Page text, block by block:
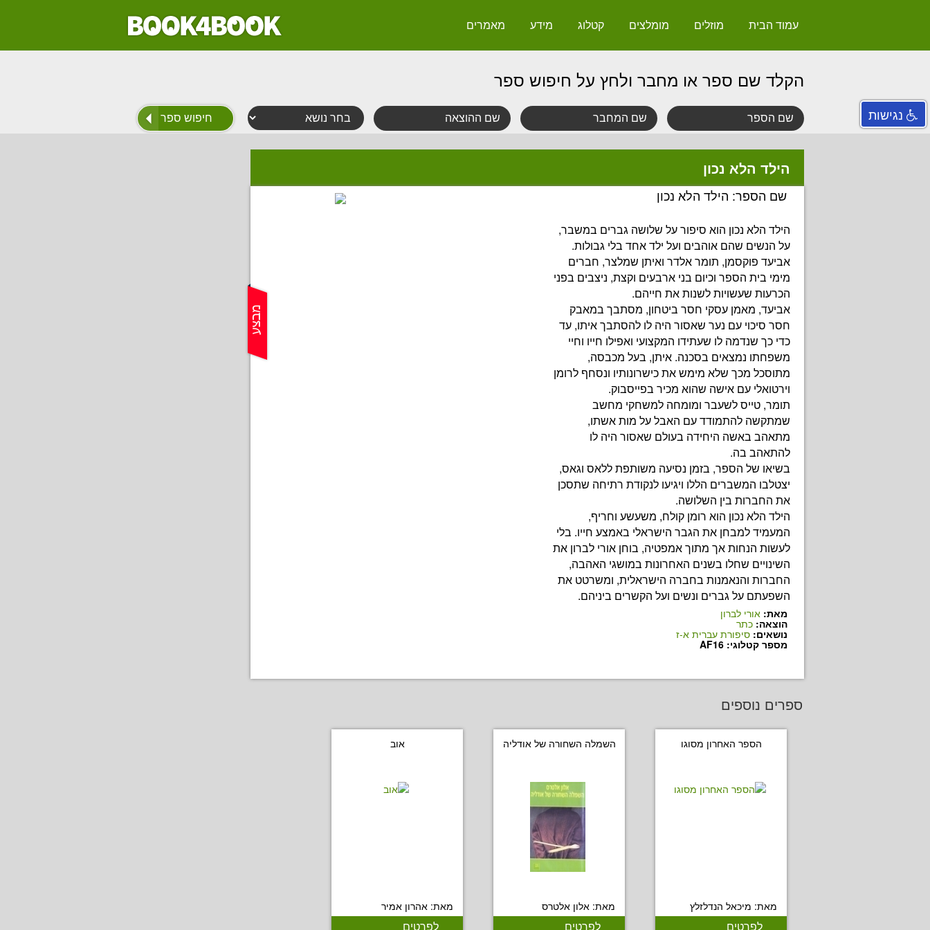
עמוד הבית מוזלים מומלצים קטלוג מידע מאמרים
הקלד שם ספר או מחבר ולחץ על חיפוש ספר
הילד הלא נכון
שם הספר: הילד הלא נכון
הילד הלא נכון הוא סיפור על שלושה גברים במשבר,
על הנשים שהם אוהבים ועל ילד אחד בלי גבולות.
אביעד פוקסמן, תומר אלדר ואיתן שמלצר, חברים
מימי בית הספר וכיום בני ארבעים וקצת, ניצבים בפני
הכרעות שעשויות לשנות את חייהם.
אביעד, מאמן עסקי חסר ביטחון, מסתבך במאבק
חסר סיכוי עם נער שאסור היה לו להסתבך איתו, עד
כדי כך שנדמה לו שעתידו המקצועי ואפילו חייו וחיי
משפחתו נמצאים בסכנה. איתן, בעל מכבסה,
מתוסכל מכך שלא מימש את כישרונותיו ונסחף לרומן
וירטואלי עם אישה שהוא מכיר בפייסבוק.
תומר, טייס לשעבר ומומחה למשחקי מחשב
שמתקשה להתמודד עם האבל על מות אשתו,
מתאהב באשה היחידה בעולם שאסור היה לו
להתאהב בה.
בשיאו של הספר, בזמן נסיעה משותפת ללאס וגאס,
יצטלבו המשברים הללו ויגיעו לנקודת רתיחה שתסכן
את החברות בין השלושה.
הילד הלא נכון הוא רומן קולח, משעשע וחריף,
המעמיד למבחן את הגבר הישראלי באמצע חייו. בלי
לעשות הנחות אך מתוך אמפטיה, בוחן אורי לברון את
השינויים שחלו בשנים האחרונות במושגי האהבה,
החברות והנאמנות בחברה הישראלית, ומשרטט את
השפעתם על גברים ונשים ועל הקשרים ביניהם.
מאת: אורי לברון
הוצאה: כתר
נושאים: סיפורת עברית א-ז
מספר קטלוגי: AF16
ספרים נוספים
הספר האחרון מסוגו
מאת: מיכאל הנדלזלץ
לפרטים
השמלה השחורה של אודליה
מאת: אלון אלטרס
לפרטים
אוב
מאת: אהרון אמיר
לפרטים
נגישות